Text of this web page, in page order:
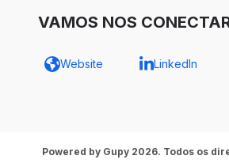
VAMOS NOS
Website LinkedIn
Powered by Gupy 2026. Todos os